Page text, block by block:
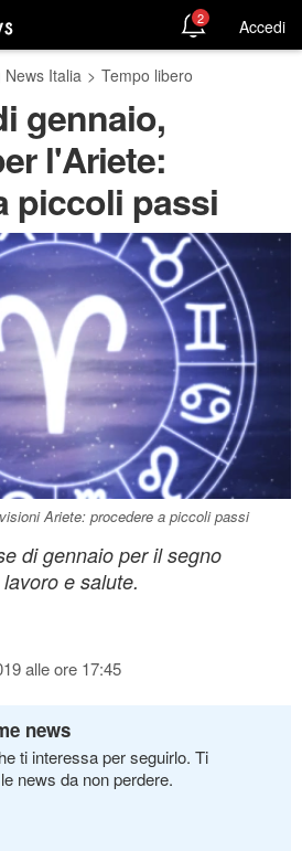
2 Accedi
News Italia > Tempo libero
gennaio,
l'Ariete:
piccoli passi
Ariete: procedere a piccoli passi
di gennaio per il segno
e salute.
alle ore 17:45
news
ti interessa per seguirlo. Ti
news da non perdere.